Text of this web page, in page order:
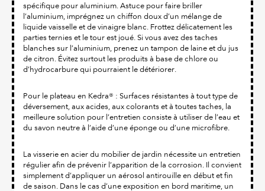
spécifique pour aluminium. Astuce pour faire briller
l’aluminium, imprégnez un chiffon doux d’un mélange de
liquide vaisselle et de vinaigre blanc. Frottez délicatement les
parties ternies et le tour est joué. Si vous avez des taches
blanches sur l’aluminium, prenez un tampon de laine et du jus
de citron. Évitez surtout les produits à base de chlore ou
d’hydrocarbure qui pourraient le détériorer.
Pour le plateau en Kedra® : Surfaces résistantes à tout type de
déversement, aux acides, aux colorants et à toutes taches, la
meilleure solution pour l’entretien consiste à utiliser de l’eau et
du savon neutre à l’aide d’une éponge ou d’une microfibre.
La visserie en acier du mobilier de jardin nécessite un entretien
régulier afin de prévenir l’apparition de la corrosion. Il convient
simplement d’appliquer un aérosol antirouille en début et fin
de saison. Dans le cas d’une exposition en bord maritime, un